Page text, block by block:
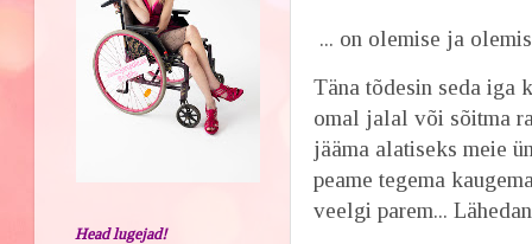
... on olemise ja
Täna tõdesin seda iga
omal jalal või sõitma
jääma alatiseks meie
peame tegema
veelgi parem...
Head lugejad!